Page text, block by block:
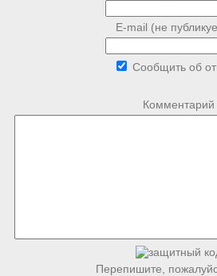
E-mail (не
Сообщить об
Комментарий
Перепишите,